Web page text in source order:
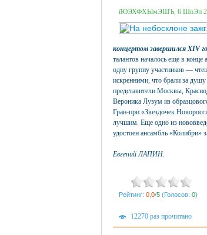
їЮЭХФХЫмЭШЪ, 6 ШоЭп
концертом завершился XIV
талантов началось еще в
одну группу участников —
искренними, что брали за
представители Москвы,
Вероника Лузум из
Гран-при «Звездочек
лучшим. Еще одно из
удостоен ансамбль «Колибри»
Евгений ЛАПИН.
Рейтинг: 0,0/5 (Голосов: 0)
12270 раз прочитано